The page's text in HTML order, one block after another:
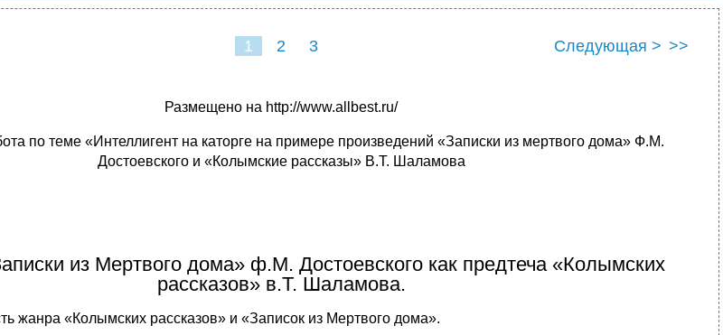
1 2 3 Следующая > >>
Размещено на http://www.allbest.ru/
по теме «Интеллигент на каторге на примере произведений «Записки из мертвого дома» Ф.М.
Достоевского и «Колымские рассказы» В.Т. Шаламова
из Мертвого дома» ф.М. Достоевского как предтеча «Колымских
рассказов» в.Т. Шаламова.
жанра «Колымских рассказов» и «Записок из Мертвого дома».